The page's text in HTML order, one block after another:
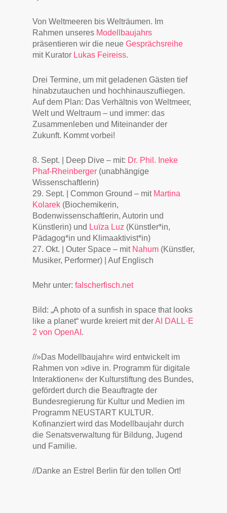
Von Weltmeeren bis Welträumen. Im
Rahmen unseres Modellbaujahrs
präsentieren wir die neue Gesprächsreihe
mit Kurator Lukas Feireiss.
Drei Termine, um mit geladenen Gästen tief
hinabzutauchen und hochhinauszufliegen.
Auf dem Plan: Das Verhältnis von Weltmeer,
Welt und Weltraum – und immer: das
Zusammenleben und Miteinander der
Zukunft. Kommt vorbei!
8. Sept. | Deep Dive – mit: Dr. Phil. Ineke
Phaf-Rheinberger (unabhängige
Wissenschaftlerin)
29. Sept. | Common Ground – mit Martina
Kolarek (Biochemikerin,
Bodenwissenschaftlerin, Autorin und
Künstlerin) und Luïza Luz (Künstler*in,
Pädagog*in und Klimaaktivist*in)
27. Okt. | Outer Space – mit Nahum (Künstler,
Musiker, Performer) | Auf Englisch
Mehr unter: falscherfisch.net
Bild: „A photo of a sunfish in space that looks
like a planet“ wurde kreiert mit derAI DALL·E
2 von OpenAI .
//»Das Modellbaujahr« wird entwickelt im
Rahmen von »dive in. Programm für digitale
Interaktionen« der Kulturstiftung des Bundes,
gefördert durch die Beauftragte der
Bundesregierung für Kultur und Medien im
Programm NEUSTART KULTUR.
Kofinanziert wird das Modellbaujahr durch
die Senatsverwaltung für Bildung, Jugend
und Familie.
//Danke an Estrel Berlin für den tollen Ort!